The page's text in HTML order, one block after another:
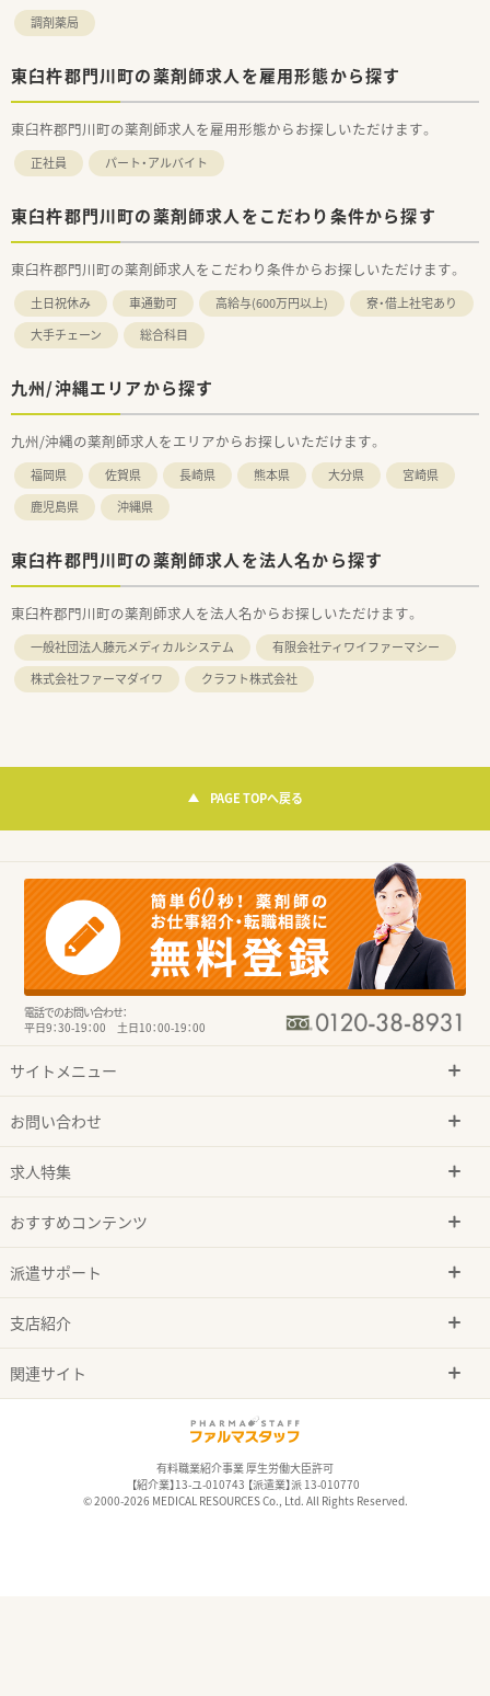
調剤薬局
東臼杵郡門川町の薬剤師求人を雇用形態から探す
東臼杵郡門川町の薬剤師求人を雇用形態からお探しいただけます。
正社員 パート・アルバイト
東臼杵郡門川町の薬剤師求人をこだわり条件から探す
東臼杵郡門川町の薬剤師求人をこだわり条件からお探しいただけます。
土日祝休み 車通勤可 高給与(600万円以上)
寮・借上社宅あり
大手チェーン
総合科目
九州/沖縄エリアから探す
九州/沖縄の薬剤師求人をエリアからお探しいただけます。
福岡県 佐賀県 長崎県 熊本県 大分県
宮崎県
鹿児島県
沖縄県
東臼杵郡門川町の薬剤師求人を法人名から探す
東臼杵郡門川町の薬剤師求人を法人名からお探しいただけます。
一般社団法人藤元メディカルシステム
有限会社ティワイファーマシー
株式会社ファーマダイワ
クラフト株式会社
PAGE TOPへ戻る
電話でのお問い合わせ：
平日9：30-19：00 土日10：00-19：00
サイトメニュー
お問い合わせ
求人特集
おすすめコンテンツ
派遣サポート
支店紹介
関連サイト
有料職業紹介事業 厚生労働大臣許可
【紹介業】13-ユ-010743 【派遣業】派 13-010770
© 2000-2026 MEDICAL RESOURCES Co., Ltd. All Rights Reserved.